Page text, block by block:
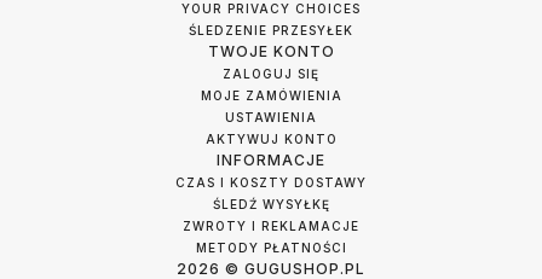
YOUR PRIVACY CHOICES
ŚLEDZENIE PRZESYŁEK
TWOJE KONTO
ZALOGUJ SIĘ
MOJE ZAMÓWIENIA
USTAWIENIA
AKTYWUJ KONTO
INFORMACJE
CZAS I KOSZTY DOSTAWY
ŚLEDŹ WYSYŁKĘ
ZWROTY I REKLAMACJE
METODY PŁATNOŚCI
2026 © GUGUSHOP.PL